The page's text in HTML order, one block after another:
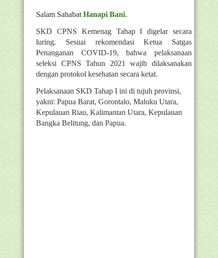
Salam Sahabat Hanapi Bani.
SKD CPNS Kemenag Tahap I digelar secara
luring. Sesuai rekomendasi Ketua Satgas
Penanganan COVID-19, bahwa pelaksanaan
seleksi CPNS Tahun 2021 wajib dilaksanakan
dengan protokol kesehatan secara ketat.
Pelaksanaan SKD Tahap I ini di tujuh provinsi,
yakni: Papua Barat, Gorontalo, Maluku Utara,
Kepulauan Riau, Kalimantan Utara, Kepulauan
Bangka Belitung, dan Papua.